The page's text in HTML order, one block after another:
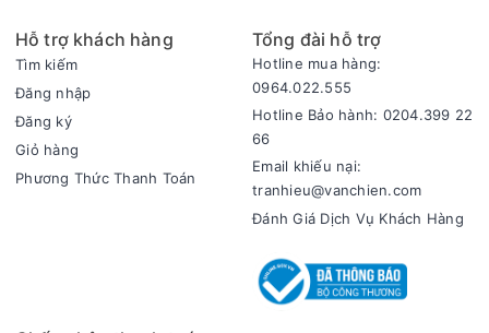
đáp ứng. Đặc biệt, khả năng xoay góc rộng lên đến 90° giúp
gió được lan tỏa đều khắp căn phòng, đảm bảo mọi ngóc
ngách đều nhận được hơi mát, tạo cảm giác dễ chịu đồng
đều cho mọi người.
Hỗ trợ khách hàng
Tìm kiếm
Đăng nhập
Đăng ký
Giỏ hàng
Phương Thức Thanh Toán
Tổng đài hỗ trợ
Hotline mua hàng:
0964.022.555
Hotline Bảo hành: 0204.399 22
66
Email khiếu nại:
tranhieu@vanchien.com
Đánh Giá Dịch Vụ Khách Hàng